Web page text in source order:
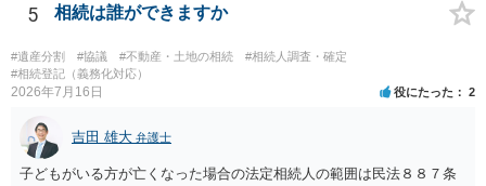
です。客観的な基準もありません。 ・できれば穏やかに、分割を拒否
ないということでしょうか。遺言で、受取を指定されててもいらない
と拒否することはできます。理由を説明する必要はありません。
5 相続は誰ができますか
#遺産分割 #協議 #不動産・土地の相続
#相続人調査・確定
#相続登記（義務化対応）
2026年7月16日 役にたった 2
吉田 雄大 弁護士
子どもがいる方が亡くなった場合の法定相続人の範囲は民法８８７条